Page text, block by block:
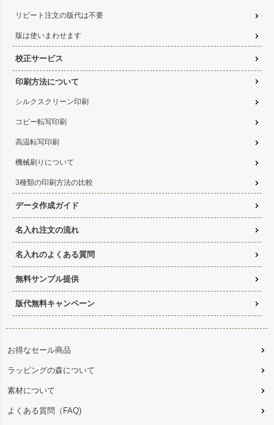
リピート注文の版代は不要
版は使いまわせます
校正サービス
印刷方法について
シルクスクリーン印刷
コピー転写印刷
高温転写印刷
機械刷りについて
3種類の印刷方法の比較
データ作成ガイド
名入れ注文の流れ
名入れのよくある質問
無料サンプル提供
版代無料キャンペーン
お得なセール商品
ラッピングの森について
素材について
よくある質問（FAQ)